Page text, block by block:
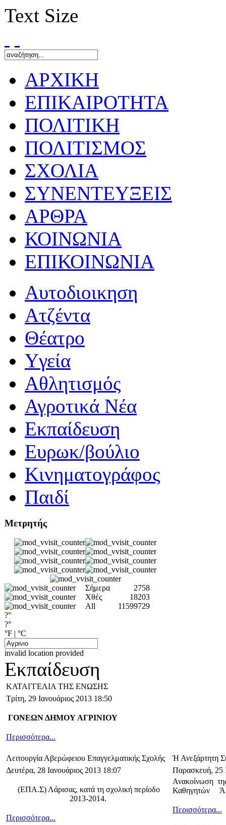
Text Size
ΑΡΧΙΚΗ
ΕΠΙΚΑΙΡΟΤΗΤΑ
ΠΟΛΙΤΙΚΗ
ΠΟΛΙΤΙΣΜΟΣ
ΣΧΟΛΙΑ
ΣΥΝΕΝΤΕΥΞΕΙΣ
ΑΡΘΡΑ
ΚΟΙΝΩΝΙΑ
ΕΠΙΚΟΙΝΩΝΙΑ
Αυτοδιοικηση
Ατζέντα
Θέατρο
Yγεία
Αθλητισμός
Αγροτικά Νέα
Εκπαίδευση
Ευρωκ/βούλιο
Κινηματογράφος
Παιδί
Μετρητής
Σήμερα
2758
Χθές
18203
All
11599729
?°
?°
°F | °C
invalid location provided
Εκπαίδευση
ΚΑΤΑΓΓΕΛΙΑ ΤΗΣ ΕΝΩΣΗΣ
Τρίτη, 29 Ιανουάριος 2013 18:50
ΓΟΝΕΩΝ ΔΗΜΟΥ ΑΓΡΙΝΙΟΥ
Περισσότερα...
Λειτουργία Αβερώφειου Επαγγελματικής Σχολής
Δευτέρα, 28 Ιανουάριος 2013 18:07
(ΕΠΑ.Σ) Λάρισας, κατά τη σχολική περίοδο
2013-2014.
Περισσότερα...
Ή Ανεξάρτητη
Παρασκευή, 25
Ανακοίνωση
Καθηγητών Ά
Περισσότερα...